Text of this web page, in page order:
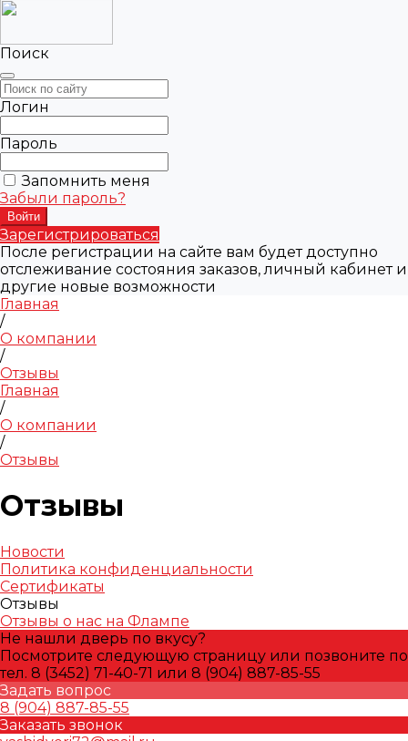
Поиск
Логин
Пароль
Запомнить меня
Забыли пароль?
Зарегистрироваться
После регистрации на сайте вам будет доступно
отслеживание состояния заказов, личный кабинет и
другие новые возможности
Главная
/
О компании
/
Отзывы
Главная
/
О компании
/
Отзывы
Отзывы
Новости
Политика конфиденциальности
Сертификаты
Отзывы
Отзывы о нас на Флампе
Не нашли дверь по вкусу?
Посмотрите следующую страницу или позвоните по
тел. 8 (3452) 71-40-71 или 8 (904) 887-85-55
Задать вопрос
8 (904) 887-85-55
Заказать звонок